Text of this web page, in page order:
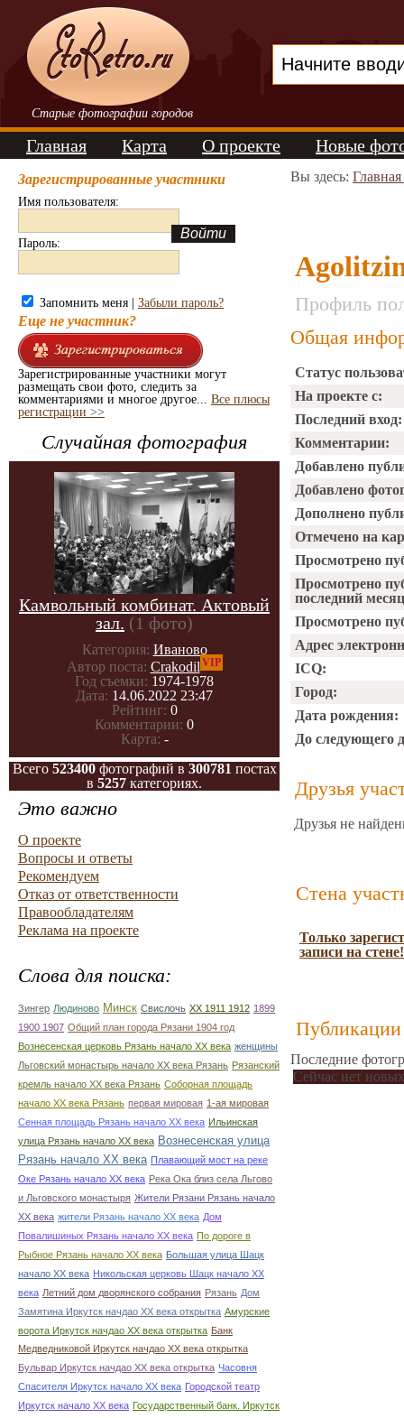
Старые фотографии городов
Главная Карта О проекте Новые
Зарегистрированные участники
Имя пользователя:
Пароль:
Запомнить меня | Забыли пароль?
Еще не участник?
Зарегистрированные участники могут
размещать свои фото, следить за
комментариями и многое другое... Все плюсы
регистрации >>
Случайная фотография
Камвольный комбинат. Актовый
зал. (1 фото)
Категория: Иваново
Автор поста: Crakodil VIP
Год съемки: 1974-1978
Дата: 14.06.2022 23:47
Рейтинг: 0
Комментарии: 0
Карта: -
Всего 523400фотографий в 300781 постах
в 5257 категориях.
Это важно
О проекте
Вопросы и ответы
Рекомендуем
Отказ от ответственности
Правообладателям
Реклама на проекте
Слова для поиска:
Зингер Людиново Минск Свислочь XX 1911 1912 1899
1900 1907 Общий план города Рязани 1904 год
Вознесенская церковь Рязань начало ХХ века женщины
Льговский монастырь начало ХХ века Рязань Рязанский
кремль начало ХХ века Рязань Соборная площадь
начало ХХ века Рязань первая мировая 1-ая мировая
Сенная площадь Рязань начало ХХ века Ильинская
улица Рязань начало ХХ века Вознесенская улица
Рязань начало ХХ века Плавающий мост на реке
Оке Рязань начало ХХ века Река Ока близ села Льгово
и Льговского монастыря Жители Рязани Рязань начало
ХХ века жители Рязань начало ХХ века Дом
Повалишиных Рязань начало ХХ века По дороге в
Рыбное Рязань начало ХХ века Большая улица Шацк
начало ХХ века Никольская церковь Шацк начало ХХ
века Летний дом дворянского собрания Рязань Дом
Замятина Иркутск начдао ХХ века открытка Амурские
ворота Иркутск начдао ХХ века открытка Банк
Медведниковой Иркутск начдао ХХ века открытка
Бульвар Иркутск начдао ХХ века открытка Часовня
Спасителя Иркутск начало ХХ века Городской театр
Иркутск начало ХХ века Государственный банк. Иркутск
Вы здесь:
Профиль
Общая
Статус
На проекте с:
Последний вход:
Комментарии:
Добавлено
Добавлено
Дополнено
Отмечено на
Просмотрено
Просмотрено
последний
Просмотрено
Адрес
ICQ:
Город:
Дата рождения:
До следующего
Друзья
Друзья не
Стена
Только
записи на стене!
Публикации
Последние
Сейчас нет